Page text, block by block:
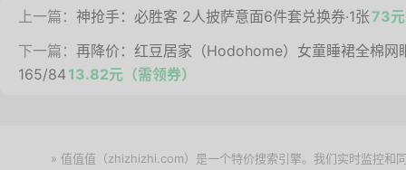
上一篇： 神抢手：必胜客 2人披萨意面6件套兑换券·1张73元
下一篇： 再降价：红豆居家（Hodohome）女童睡裙全棉
165/84 13.82元（需领券）
» 值值值（zhizhizhi.com）是一个特价搜索引擎。我们实时监控和